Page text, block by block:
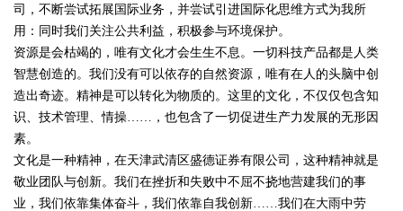
司，不断尝试拓展国际业务，并尝试引进国际化思维方式为我所
用：同时我们关注公共利益，积极参与环境保护。
资源是会枯竭的，唯有文化才会生生不息。一切科技产品都是人类
智慧创造的。我们没有可以依存的自然资源，唯有在人的头脑中创
造出奇迹。精神是可以转化为物质的。这里的文化，不仅仅包含知
识、技术管理、情操……，也包含了一切促进生产力发展的无形因
素。
文化是一种精神，在天津武清区盛德证券有限公司，这种精神就是
敬业团队与创新。我们在挫折和失败中不屈不挠地营建我们的事
业，我们依靠集体奋斗，我们依靠自我创新……我们在大雨中劳